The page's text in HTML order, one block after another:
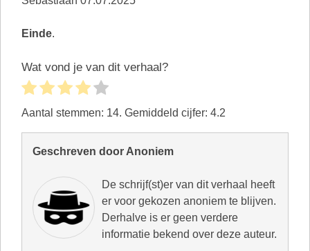
Einde.
Wat vond je van dit verhaal?
Aantal stemmen: 14. Gemiddeld cijfer: 4.2
Geschreven door Anoniem
De schrijf(st)er van dit verhaal heeft
er voor gekozen anoniem te blijven.
Derhalve is er geen verdere
informatie bekend over deze auteur.